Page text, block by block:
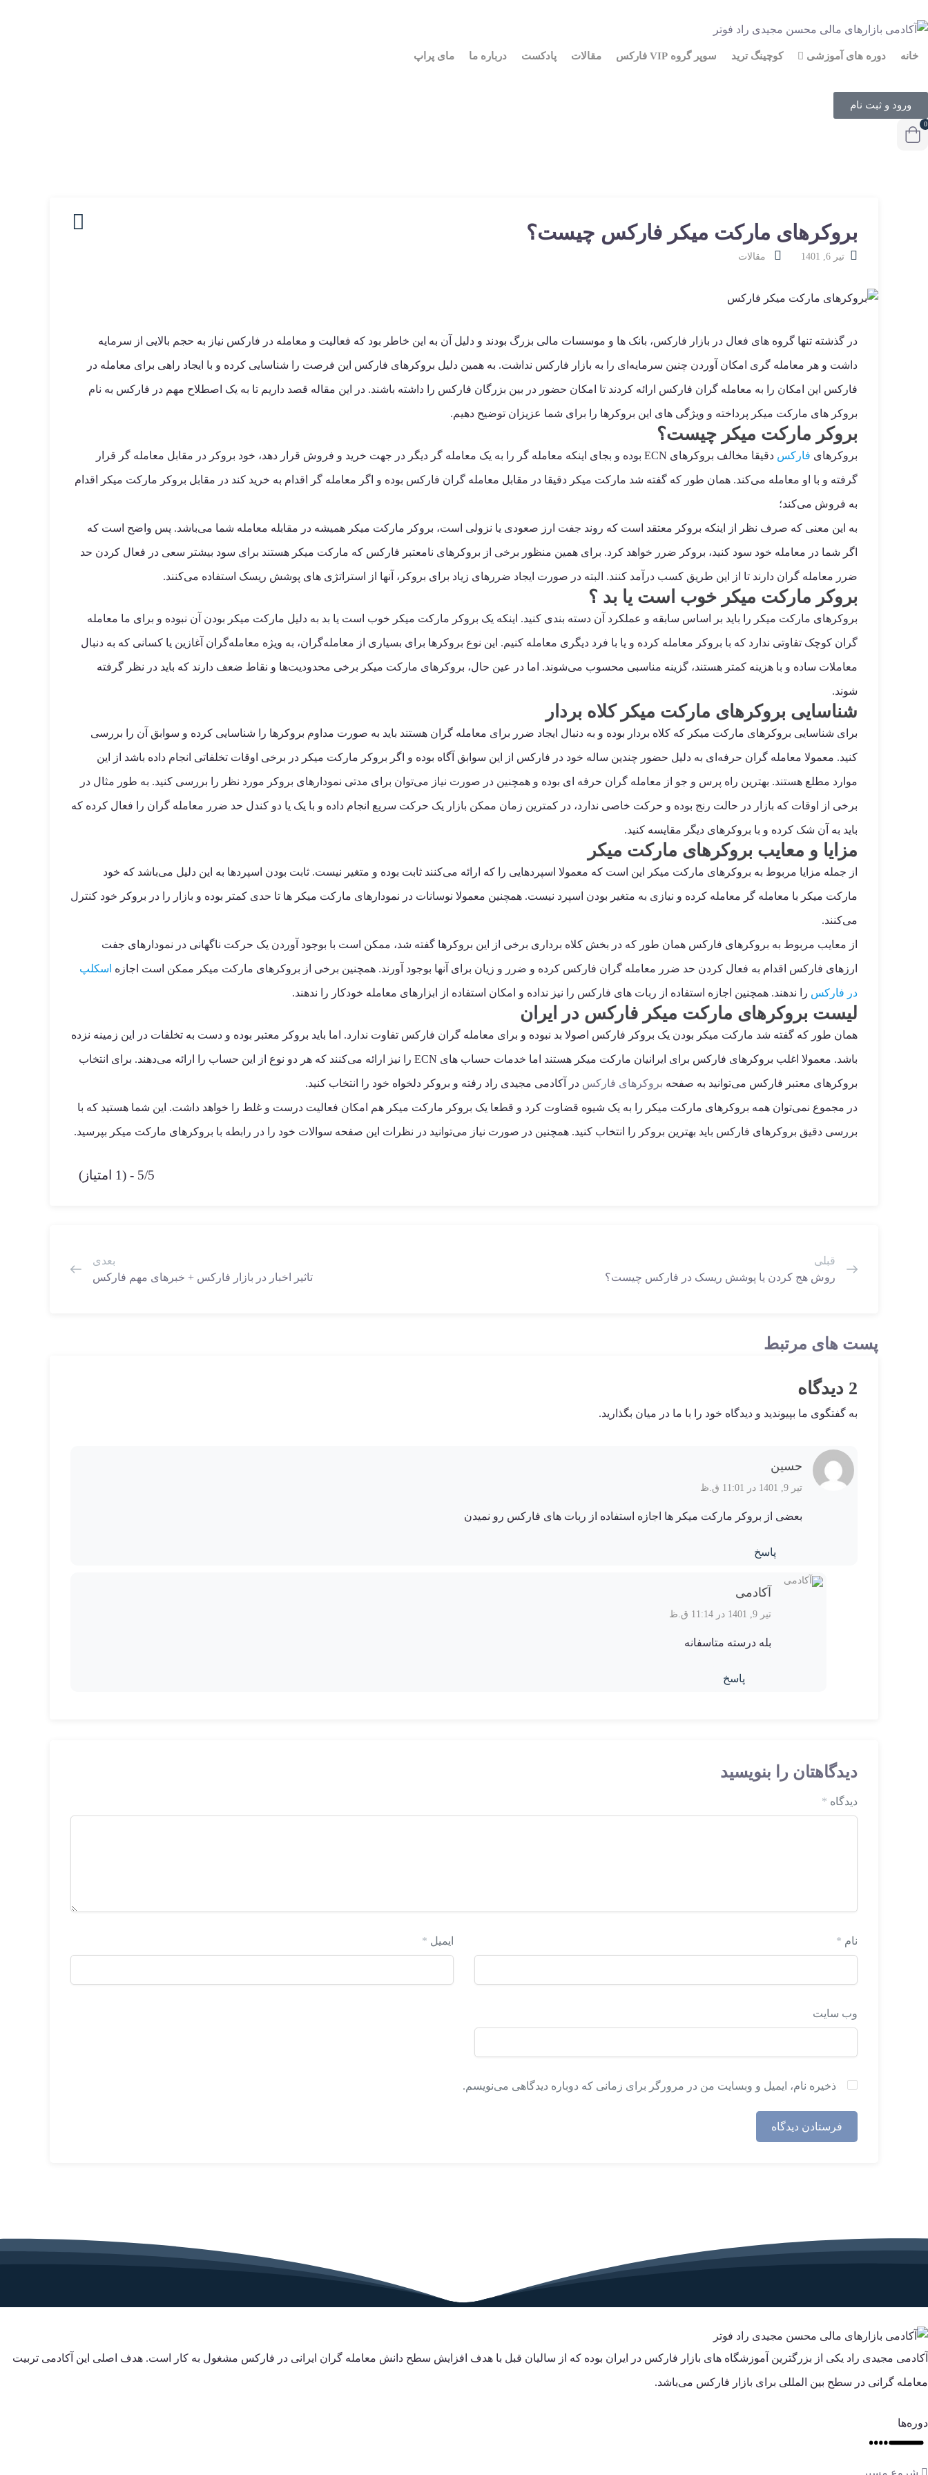
خانه دوره های آموزشی کوچینگ ترید سوپر گروه VIP فارکس مقالات پادکست درباره ما مای پراپ
ورود و ثبت نام
0
بروکرهای مارکت میکر فارکس چیست؟
تیر 6, 1401 مقالات
در گذشته تنها گروه های فعال در بازار فارکس، بانک ها و موسسات مالی بزرگ بودند و دلیل آن به این خاطر بود که فعالیت و معامله در فارکس نیاز به حجم بالایی از سرمایه
داشت و هر معامله گری امکان آوردن چنین سرمایه‌ای را به بازار فارکس نداشت. به همین دلیل بروکرهای فارکس این فرصت را شناسایی کرده و با ایجاد راهی برای معامله در
فارکس این امکان را به معامله گران فارکس ارائه کردند تا امکان حضور در بین بزرگان فارکس را داشته باشند. در این مقاله قصد داریم تا به یک اصطلاح مهم در فارکس به نام
بروکر های مارکت میکر پرداخته و ویژگی های این بروکرها را برای شما عزیزان توضیح دهیم.
بروکر مارکت میکر چیست؟
بروکرهای فارکس دقیقا مخالف بروکرهای ECN بوده و بجای اینکه معامله گر را به یک معامله گر دیگر در جهت خرید و فروش قرار دهد، خود بروکر در مقابل معامله گر قرار
گرفته و با او معامله می‌کند. همان طور که گفته شد مارکت میکر دقیقا در مقابل معامله گران فارکس بوده و اگر معامله گر اقدام به خرید کند در مقابل بروکر مارکت میکر اقدام
به فروش می‌کند؛
به این معنی که صرف نظر از اینکه بروکر معتقد است که روند جفت ارز صعودی یا نزولی است، بروکر مارکت میکر همیشه در مقابله معامله شما می‌باشد. پس واضح است که
اگر شما در معامله خود سود کنید، بروکر ضرر خواهد کرد. برای همین منظور برخی از بروکرهای نامعتبر فارکس که مارکت میکر هستند برای سود بیشتر سعی در فعال کردن حد
ضرر معامله گران دارند تا از این طریق کسب درآمد کنند. البته در صورت ایجاد ضررهای زیاد برای بروکر، آنها از استراتژی های پوشش ریسک استفاده می‌کنند.
بروکر مارکت میکر خوب است یا بد ؟
بروکرهای مارکت میکر را باید بر اساس سابقه و عملکرد آن دسته بندی کنید. اینکه یک بروکر مارکت میکر خوب است یا بد به دلیل مارکت میکر بودن آن نبوده و برای ما معامله
گران کوچک تفاوتی ندارد که با بروکر معامله کرده و یا با فرد دیگری معامله کنیم. این نوع بروکرها برای بسیاری از معامله‌گران، به ویژه معامله‌گران آغازین یا کسانی که به دنبال
معاملات ساده و با هزینه کمتر هستند، گزینه مناسبی محسوب می‌شوند. اما در عین حال، بروکرهای مارکت میکر برخی محدودیت‌ها و نقاط ضعف دارند که باید در نظر گرفته
شوند.
شناسایی بروکرهای مارکت میکر کلاه بردار
برای شناسایی بروکرهای مارکت میکر که کلاه بردار بوده و به دنبال ایجاد ضرر برای معامله گران هستند باید به صورت مداوم بروکرها را شناسایی کرده و سوابق آن را بررسی
کنید. معمولا معامله گران حرفه‌ای به دلیل حضور چندین ساله خود در فارکس از این سوابق آگاه بوده و اگر بروکر مارکت میکر در برخی اوقات تخلفاتی انجام داده باشد از این
موارد مطلع هستند. بهترین راه پرس و جو از معامله گران حرفه ای بوده و همچنین در صورت نیاز می‌توان برای مدتی نمودارهای بروکر مورد نظر را بررسی کنید. به طور مثال در
برخی از اوقات که بازار در حالت رنج بوده و حرکت خاصی ندارد، در کمترین زمان ممکن بازار یک حرکت سریع انجام داده و با یک یا دو کندل حد ضرر معامله گران را فعال کرده که
باید به آن شک کرده و با بروکرهای دیگر مقایسه کنید.
مزایا و معایب بروکرهای مارکت میکر
از جمله مزایا مربوط به بروکرهای مارکت میکر این است که معمولا اسپردهایی را که ارائه می‌کنند ثابت بوده و متغیر نیست. ثابت بودن اسپردها به این دلیل می‌باشد که خود
مارکت میکر با معامله گر معامله کرده و نیازی به متغیر بودن اسپرد نیست. همچنین معمولا نوسانات در نمودارهای مارکت میکر ها تا حدی کمتر بوده و بازار را در بروکر خود کنترل
می‌کنند.
از معایب مربوط به بروکرهای فارکس همان طور که در بخش کلاه برداری برخی از این بروکرها گفته شد، ممکن است با بوجود آوردن یک حرکت ناگهانی در نمودارهای جفت
ارزهای فارکس اقدام به فعال کردن حد ضرر معامله گران فارکس کرده و ضرر و زیان برای آنها بوجود آورند. همچنین برخی از بروکرهای مارکت میکر ممکن است اجازه اسکلپ
در فارکس را ندهند. همچنین اجازه استفاده از ربات های فارکس را نیز نداده و امکان استفاده از ابزارهای معامله خودکار را ندهند.
لیست بروکرهای مارکت میکر فارکس در ایران
همان طور که گفته شد مارکت میکر بودن یک بروکر فارکس اصولا بد نبوده و برای معامله گران فارکس تفاوت ندارد. اما باید بروکر معتبر بوده و دست به تخلفات در این زمینه نزده
باشد. معمولا اغلب بروکرهای فارکس برای ایرانیان مارکت میکر هستند اما خدمات حساب های ECN را نیز ارائه می‌کنند که هر دو نوع از این حساب را ارائه می‌دهند. برای انتخاب
بروکرهای معتبر فارکس می‌توانید به صفحه بروکرهای فارکس در آکادمی مجیدی راد رفته و بروکر دلخواه خود را انتخاب کنید.
در مجموع نمی‌توان همه بروکرهای مارکت میکر را به یک شیوه قضاوت کرد و قطعا یک بروکر مارکت میکر هم امکان فعالیت درست و غلط را خواهد داشت. این شما هستید که با
بررسی دقیق بروکرهای فارکس باید بهترین بروکر را انتخاب کنید. همچنین در صورت نیاز می‌توانید در نظرات این صفحه سوالات خود را در رابطه با بروکرهای مارکت میکر بپرسید.
5/5 - (1 امتیاز)
قبلی
روش هج کردن یا پوشش ریسک در فارکس چیست؟
بعدی
تاثیر اخبار در بازار فارکس + خبرهای مهم فارکس
پست های مرتبط
2 دیدگاه
به گفتگوی ما بپیوندید و دیدگاه خود را با ما در میان بگذارید.
حسین
تیر 9, 1401 در 11:01 ق.ظ
بعضی از بروکر مارکت میکر ها اجازه استفاده از ربات های فارکس رو نمیدن
پاسخ
آکادمی
تیر 9, 1401 در 11:14 ق.ظ
بله درسته متاسفانه
پاسخ
دیدگاهتان را بنویسید
دیدگاه *
نام * ایمیل *
وب‌ سایت
ذخیره نام، ایمیل و وبسایت من در مرورگر برای زمانی که دوباره دیدگاهی می‌نویسم.
آکادمی مجیدی راد یکی از بزرگترین آموزشگاه های بازار فارکس در ایران بوده که از سالیان قبل با هدف افزایش سطح دانش معامله گران ایرانی در فارکس مشغول به کار است. هدف اصلی این آکادمی تربیت
معامله گرانی در سطح بین المللی برای بازار فارکس می‌باشد.
دوره‌ها
شروع مسیر